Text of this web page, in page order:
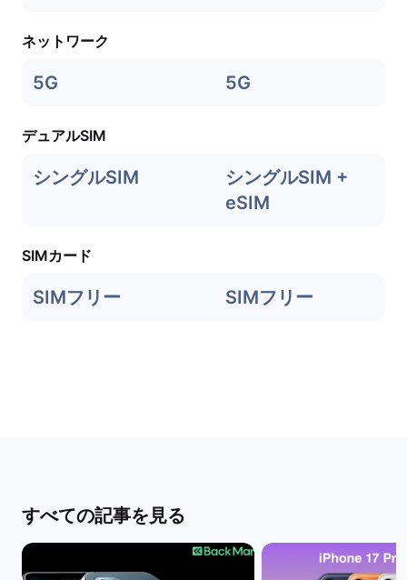
ネットワーク
5G 5G
デュアルSIM
シングルSIM
シングルSIM +
eSIM
SIMカード
SIMフリー SIMフリー
すべての記事を見る